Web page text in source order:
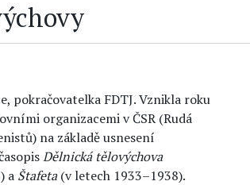
pokračovatelka FDTJ. Vznikla roku
organizacemi v ČSR (Rudá
na základě usnesení
Dělnická tělovýchova
a Štafeta(v letech 1933–1938).